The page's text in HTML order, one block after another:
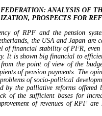
ANALYSIS OF
PROSPECTS FOR
of RPF and the pension
the USA and Japan are
of financial stability of PFR,
It is shown big financial to
the point of view of the
of pension payments. The
of socio-political
by the palliative reforms offered
of the sufficient bases for
of revenues of RPF are